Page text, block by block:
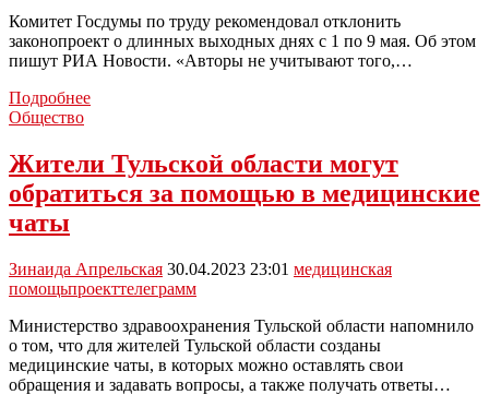
Комитет Госдумы по труду рекомендовал отклонить
законопроект о длинных выходных днях с 1 по 9 мая. Об этом
пишут РИА Новости. «Авторы не учитывают того,…
ПодробнееКомитет
поддержал
проект
о
майские
праздники
2024
году
Общество
Жители Тульской области могут
обратиться за помощью в медицинские
чаты
Зинаида Апрельская 30.04.2023 23:01 медицинская
помощьпроекттелеграмм
Министерство здравоохранения Тульской области напомнило
о том, что для жителей Тульской области созданы
медицинские чаты, в которых можно оставлять свои
обращения и задавать вопросы, а также получать ответы…